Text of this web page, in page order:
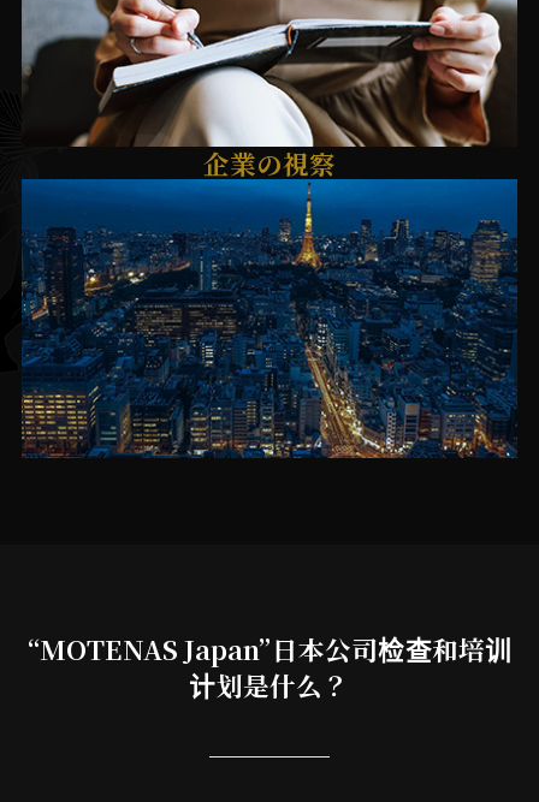
企業の視察
“MOTENAS Japan”日本公司检查和培训
计划是什么？